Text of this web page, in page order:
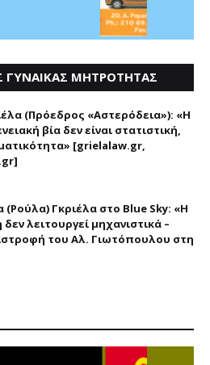
ΓΥΝΑΙΚΑΣ ΜΗΤΡΟΤΗΤΑΣ
(Πρόεδρος «Αστερόδεια»): «Η
βία δεν είναι στατιστική,
[grielalaw.gr,
Γκριέλα στο Blue Sky: «Η
δεν λειτουργεί μηχανιστικά –
του Αλ. Γιωτόπουλου στη